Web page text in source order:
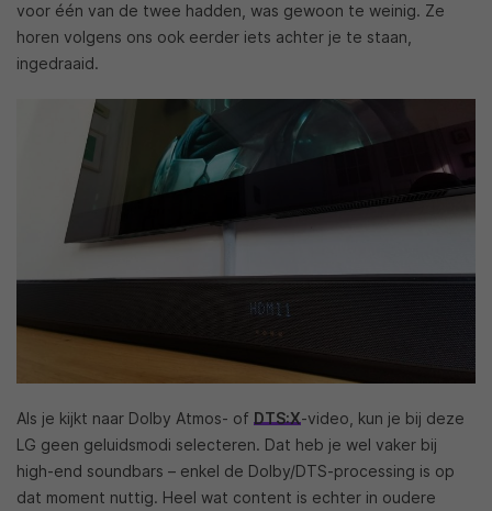
voor één van de twee hadden, was gewoon te weinig. Ze
horen volgens ons ook eerder iets achter je te staan,
ingedraaid.
Als je kijkt naar Dolby Atmos- of DTS:X-video, kun je bij deze
LG geen geluidsmodi selecteren. Dat heb je wel vaker bij
high-end soundbars – enkel de Dolby/DTS-processing is op
dat moment nuttig. Heel wat content is echter in oudere